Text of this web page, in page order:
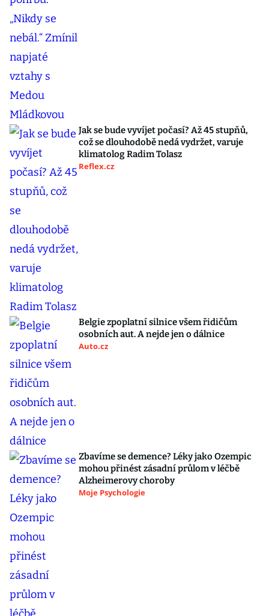
Jak se bude vyvíjet počasí? Až 45 stupňů,
což se dlouhodobě nedá vydržet, varuje
klimatolog Radim Tolasz
Reflex.cz
Belgie zpoplatní silnice všem řidičům
osobních aut. A nejde jen o dálnice
Auto.cz
Zbavíme se demence? Léky jako Ozempic
mohou přinést zásadní průlom v léčbě
Alzheimerovy choroby
Moje Psychologie